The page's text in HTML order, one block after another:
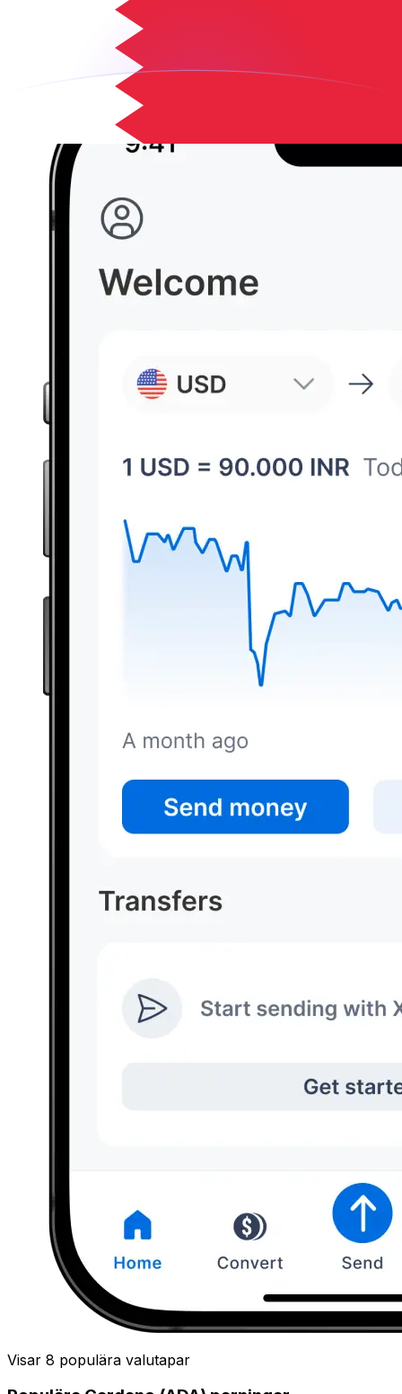
Visar 8 populära valutapar